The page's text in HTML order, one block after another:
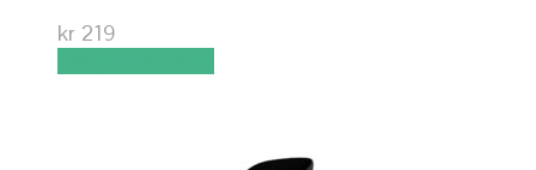
kr 219